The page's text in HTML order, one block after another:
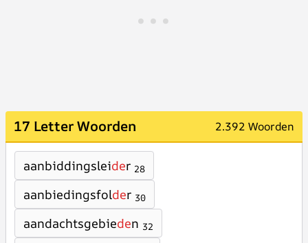
17 Letter Woorden 2.392 Woorden
aanbiddingsleider 28
aanbiedingsfolder 30
aandachtsgebieden 32